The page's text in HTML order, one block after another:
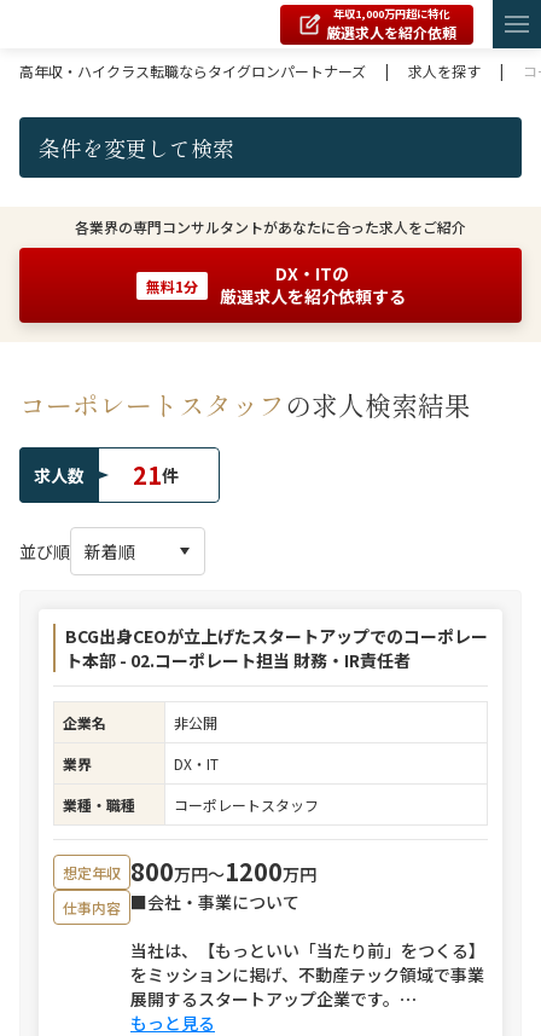
年収1,000万円超に特化
厳選求人を紹介依頼
高年収・ハイクラス転職ならタイグロンパートナーズ
| 求人を探す |
条件を変更して検索
各業界の専門コンサルタントがあなたに合った求人をご紹介
無料1分
DX・ITの
厳選求人を紹介依頼する
コーポレートスタッフの求人検索結果
求人数 21件
並び順
BCG出身CEOが立上げたスタートアップでのコーポレー
ト本部 - 02.コーポレート担当 財務・IR責任者
企業名
非公開
業界
DX・IT
業種・職種
コーポレートスタッフ
想定年収 800万円〜1200万円
仕事内容 ■会社・事業について
当社は、【もっといい「当たり前」をつくる】
をミッションに掲げ、不動産テック領域で事業
展開するスタートアップ企業です。 ⋯
もっと見る